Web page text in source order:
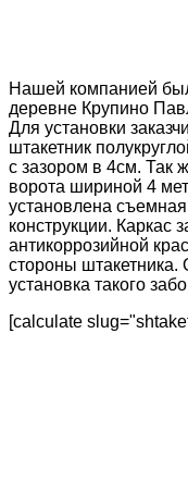
Нашей компанией
деревне Крупино
Для установки
штакетник
с зазором в 4см. Так
ворота шириной 4
установлена
конструкции. Каркас
антикоррозийной
стороны
установка такого
[calculate